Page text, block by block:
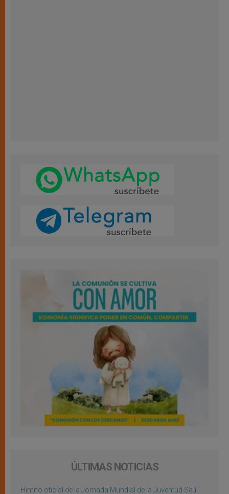
ÚLTIMAS NOTICIAS
Himno oficial de la Jornada Mundial de la Juventud Seúl